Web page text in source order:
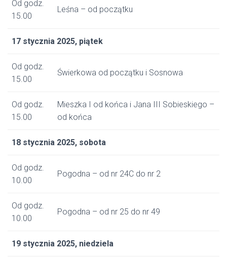
Od godz.
15.00
Leśna – od początku
17 stycznia 2025, piątek
Od godz.
15.00
Świerkowa od początku i Sosnowa
Od godz.
15.00
Mieszka I od końca i Jana III Sobieskiego –
od końca
18 stycznia 2025, sobota
Od godz.
10.00
Pogodna – od nr 24C do nr 2
Od godz.
10.00
Pogodna – od nr 25 do nr 49
19 stycznia 2025, niedziela